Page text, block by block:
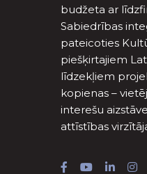
budžeta ar
Sabiedrības
pateicoties
piešķirtajiem
līdzekļiem
kopienas –
interešu
attīstības